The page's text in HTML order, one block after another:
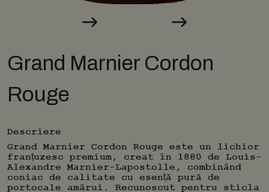
Grand Marnier Cordon
Rouge
Descriere
Grand Marnier Cordon Rouge este un lichior
franțuzesc premium, creat în 1880 de Louis-
Alexandre Marnier-Lapostolle, combinând
coniac de calitate cu esență pură de
portocale amărui. Recunoscut pentru sticla